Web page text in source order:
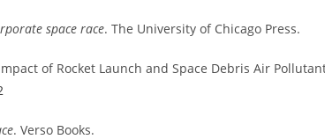
space race. The University of Chicago Press.
Impact of Rocket Launch and Space Debris Air
. Verso Books.